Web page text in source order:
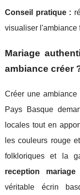
Conseil pratique :
visualiser l'ambiance
Mariage
ambiance créer
Créer une
Pays Basque
locales tout en
les couleurs rouge
folkloriques et la
reception mariage
véritable écrin